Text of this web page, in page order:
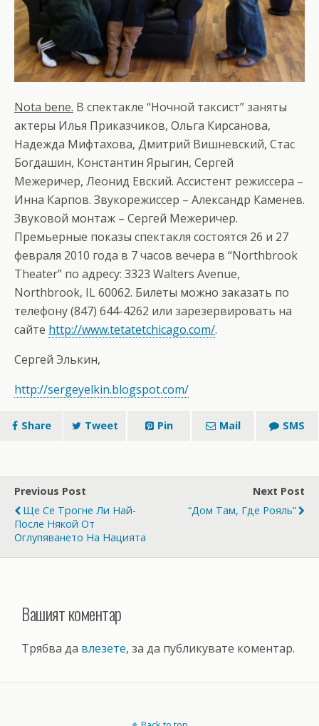
Nota bene. В спектакле “Ночной таксист” заняты
актеры Илья Приказчиков, Ольга Кирсанова,
Надежда Мифтахова, Дмитрий Вишневский, Стас
Богдашин, Константин Ярыгин, Сергей
Межеричер, Леонид Евский. Ассистент режиссера –
Инна Карпов. Звукорежиссер – Александр Каменев.
Звуковой монтаж – Сергей Межеричер.
Премьерные показы спектакля состоятся 26 и 27
февраля 2010 года в 7 часов вечера в “Northbrook
Theater” по адресу: 3323 Walters Avenue,
Northbrook, IL 60062. Билеты можно заказать по
телефону (847) 644-4262 или зарезервировать на
сайте http://www.tetatetchicago.com/.
Сергей Элькин,
http://sergeyelkin.blogspot.com/
Share Tweet Pin Mail SMS
Previous Post
Ще Се Трогне Ли Най-
После Някой От
Оглупяването На Нацията
Next Post
“Дом Там, Где Рояль”
Вашият коментар
Трябва да влезете, за да публикувате коментар.